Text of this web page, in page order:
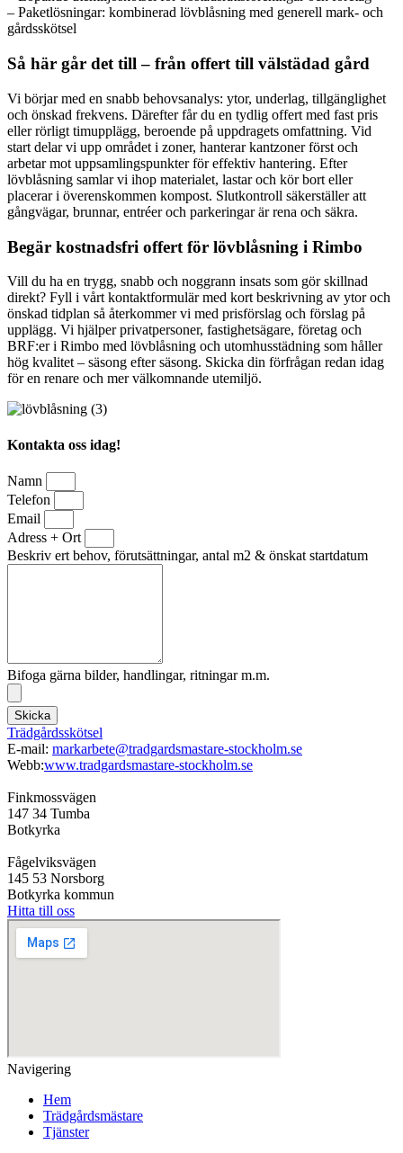
– Paketlösningar: kombinerad lövblåsning med generell mark- och
gårdsskötsel
Så här går det till – från offert till välstädad gård
Vi börjar med en snabb behovsanalys: ytor, underlag, tillgänglighet
och önskad frekvens. Därefter får du en tydlig offert med fast pris
eller rörligt timupplägg, beroende på uppdragets omfattning. Vid
start delar vi upp området i zoner, hanterar kantzoner först och
arbetar mot uppsamlingspunkter för effektiv hantering. Efter
lövblåsning samlar vi ihop materialet, lastar och kör bort eller
placerar i överenskommen kompost. Slutkontroll säkerställer att
gångvägar, brunnar, entréer och parkeringar är rena och säkra.
Begär kostnadsfri offert för lövblåsning i Rimbo
Vill du ha en trygg, snabb och noggrann insats som gör skillnad
direkt? Fyll i vårt kontaktformulär med kort beskrivning av ytor och
önskad tidplan så återkommer vi med prisförslag och förslag på
upplägg. Vi hjälper privatpersoner, fastighetsägare, företag och
BRF:er i Rimbo med lövblåsning och utomhusstädning som håller
hög kvalitet – säsong efter säsong. Skicka din förfrågan redan idag
för en renare och mer välkomnande utemiljö.
Kontakta oss idag!
Namn
Telefon
Email
Adress + Ort
Beskriv ert behov, förutsättningar, antal m2 & önskat startdatum
Bifoga gärna bilder, handlingar, ritningar m.m.
Skicka
Trädgårdsskötsel
E-mail: markarbete@tradgardsmastare-stockholm.se
Webb:www.tradgardsmastare-stockholm.se
Finkmossvägen
147 34 Tumba
Botkyrka
Fågelviksvägen
145 53 Norsborg
Botkyrka kommun
Hitta till oss
Navigering
Hem
Trädgårdsmästare
Tjänster